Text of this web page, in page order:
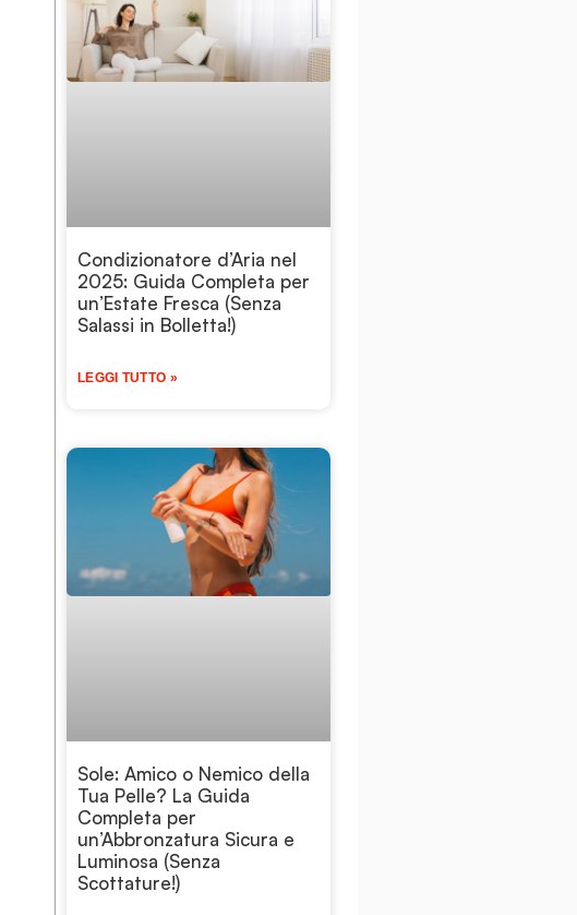
Condizionatore d’Aria nel
2025: Guida Completa per
un’Estate Fresca (Senza
Salassi in Bolletta!)
LEGGI TUTTO »
Sole: Amico o Nemico della
Tua Pelle? La Guida
Completa per
un’Abbronzatura Sicura e
Luminosa (Senza
Scottature!)